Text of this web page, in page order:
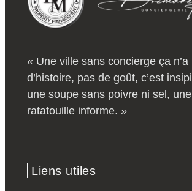
« Une ville sans concierge ça n’a
d’histoire, pas de goût, c’est
une soupe sans poivre ni sel, une
ratatouille informe. »
Liens utiles